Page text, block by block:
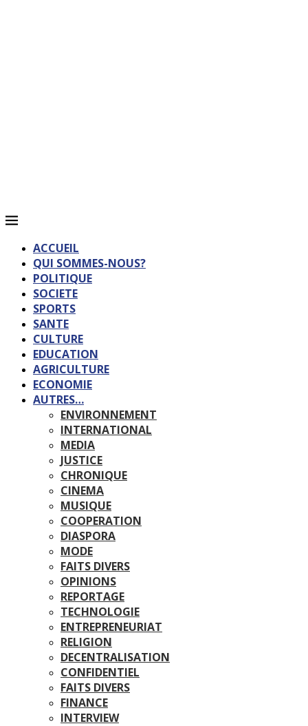
ACCUEIL
QUI SOMMES-NOUS?
POLITIQUE
SOCIETE
SPORTS
SANTE
CULTURE
EDUCATION
AGRICULTURE
ECONOMIE
AUTRES…
ENVIRONNEMENT
INTERNATIONAL
MEDIA
JUSTICE
CHRONIQUE
CINEMA
MUSIQUE
COOPERATION
DIASPORA
MODE
FAITS DIVERS
OPINIONS
REPORTAGE
TECHNOLOGIE
ENTREPRENEURIAT
RELIGION
DECENTRALISATION
CONFIDENTIEL
FAITS DIVERS
FINANCE
INTERVIEW